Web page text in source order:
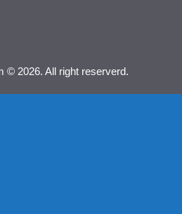
© 2026. All right reserverd.